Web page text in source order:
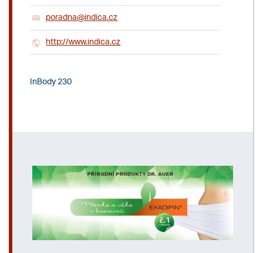
poradna@indica.cz
http://www.indica.cz
InBody 230